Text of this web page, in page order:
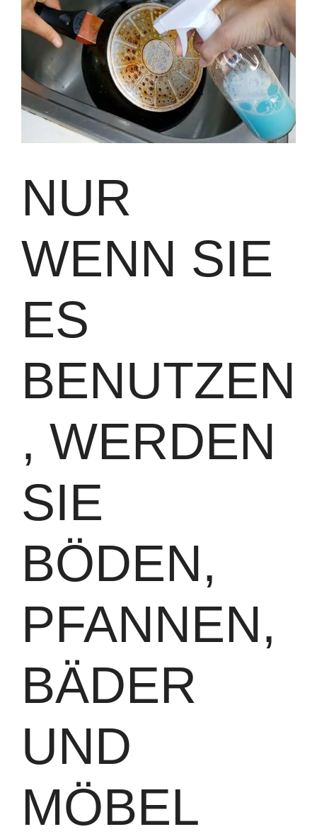
NUR
WENN SIE
ES
BENUTZEN
, WERDEN
SIE
BÖDEN,
PFANNEN,
BÄDER
UND
MÖBEL